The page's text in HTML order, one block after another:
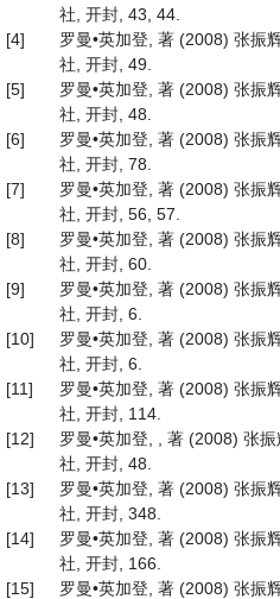
社, 开封, 43, 44.
[4]
罗曼•英加登, 著 (2008) 张振
社, 开封, 49.
[5]
罗曼•英加登, 著 (2008) 张振
社, 开封, 48.
[6]
罗曼•英加登, 著 (2008) 张振
社, 开封, 78.
[7]
罗曼•英加登, 著 (2008) 张振
社, 开封, 56, 57.
[8]
罗曼•英加登, 著 (2008) 张振
社, 开封, 60.
[9]
罗曼•英加登, 著 (2008) 张振
社, 开封, 6.
[10]
罗曼•英加登, 著 (2008) 张振
社, 开封, 6.
[11]
罗曼•英加登, 著 (2008) 张振
社, 开封, 114.
[12]
罗曼•英加登, , 著 (2008) 张
社, 开封, 48.
[13]
罗曼•英加登, 著 (2008) 张振
社, 开封, 348.
[14]
罗曼•英加登, 著 (2008) 张振
社, 开封, 166.
[15]
罗曼•英加登, 著 (2008) 张振